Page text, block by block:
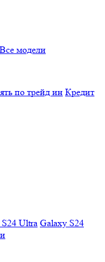
Все модели
по трейд ин Кредит
Ultra Galaxy S24